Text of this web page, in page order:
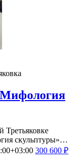
Третьяковке
скульптуры»…
300 600 ₽